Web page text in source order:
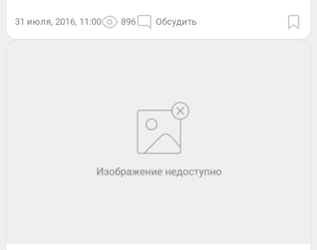
31 июля, 2016, 11:00 896 Обсудить